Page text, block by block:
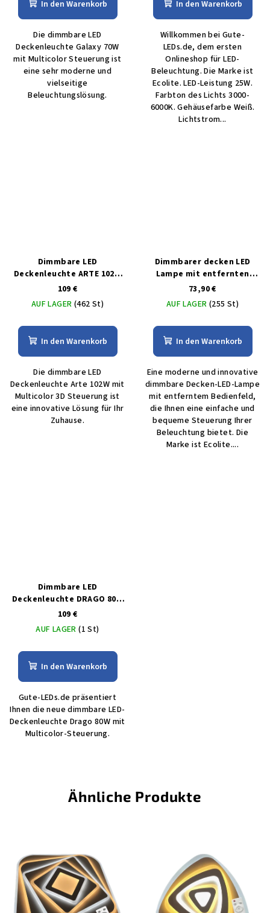
In den Warenkorb
Die dimmbare LED
Deckenleuchte Galaxy 70W
mit Multicolor Steuerung ist
eine sehr moderne und
vielseitige
Beleuchtungslösung.
In den Warenkorb
Willkommen bei Gute-
LEDs.de, dem ersten
Onlineshop für LED-
Beleuchtung. Die Marke ist
Ecolite. LED-Leistung 25W.
Farbton des Lichts 3000-
6000K. Gehäusefarbe Weiß.
Lichtstrom...
Dimmbare LED
Deckenleuchte ARTE 102W
mit MULTICOLOR 3D-
Steuerung
109 €
AUF LAGER (462 St)
In den Warenkorb
Die dimmbare LED
Deckenleuchte Arte 102W mit
Multicolor 3D Steuerung ist
eine innovative Lösung für Ihr
Zuhause.
Dimmbarer decken LED
Lampe mit entfernten
bedienungem 50W
73,90 €
AUF LAGER (255 St)
In den Warenkorb
Eine moderne und innovative
dimmbare Decken-LED-Lampe
mit entferntem Bedienfeld,
die Ihnen eine einfache und
bequeme Steuerung Ihrer
Beleuchtung bietet. Die
Marke ist Ecolite....
Dimmbare LED
Deckenleuchte DRAGO 80W
mit MULTICOLOR-Steuerung
109 €
AUF LAGER(1 St)
In den Warenkorb
Gute-LEDs.de präsentiert
Ihnen die neue dimmbare LED-
Deckenleuchte Drago 80W mit
Multicolor-Steuerung.
Ähnliche Produkte